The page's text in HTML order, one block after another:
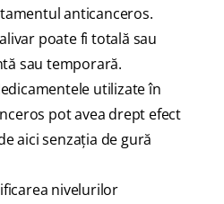
anticanceros.
poate fi totală sau
sau temporară.
utilizate în
pot avea drept efect
aici senzaţia de gură
nivelurilor